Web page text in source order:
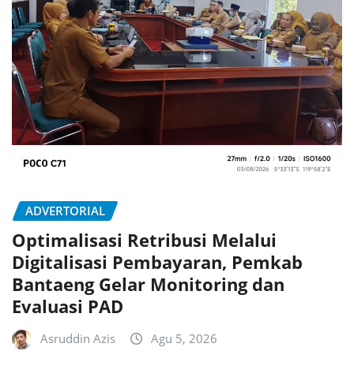
ADVERTORIAL
Optimalisasi Retribusi Melalui
Digitalisasi Pembayaran, Pemkab
Bantaeng Gelar Monitoring dan
Evaluasi PAD
Asruddin Azis Agu 5, 2026